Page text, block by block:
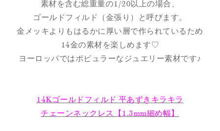
素材を含む総重量の1/20以上の場合、
ゴールドフィルド（金張り）と呼びます。
金メッキよりもはるかに厚い層で作られているため
14金の素材を楽しめます♡
ヨーロッパではポピュラーなジュエリー素材です♪
14Kゴールドフィルド 平あずきキラキラ
チェーンネックレス【1.3mm細め幅】